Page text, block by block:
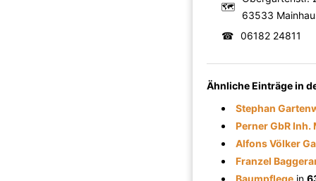
🗺
63533
☎ 06182 24811
Ähnliche Einträge in
Stephan
Perner GbR
Alfons Völker
Franzel
Baumpflege in